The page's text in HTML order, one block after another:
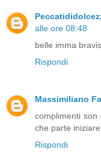
alle ore 08:48
belle imma
Rispondi
Massimiliano
complimenti son
che parte
Rispondi